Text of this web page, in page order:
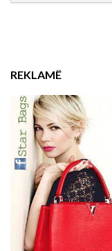
REKLAMË